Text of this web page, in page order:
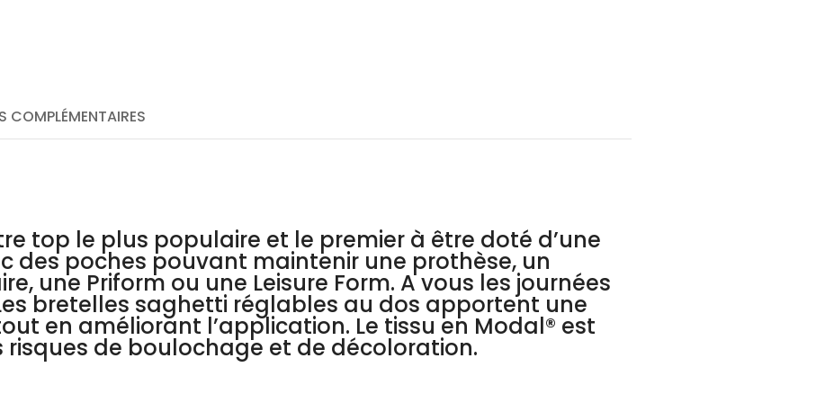
COMPLÉMENTAIRES
top le plus populaire et le premier à être doté d’une
des poches pouvant maintenir une prothèse, un
une Priform ou une Leisure Form. A vous les journées
bretelles saghetti réglables au dos apportent une
en améliorant l’application. Le tissu en Modal® est
de boulochage et de décoloration.